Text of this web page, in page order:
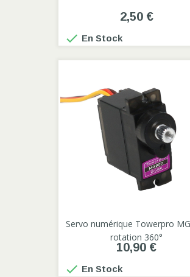
2,50 €
 En Stock
Servo numérique Towerpro
rotation 360°
10,90 €
 En Stock